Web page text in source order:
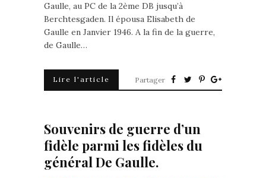
Gaulle, au PC de la 2ème DB jusqu’à
Berchtesgaden. Il épousa Elisabeth de
Gaulle en Janvier 1946. A la fin de la guerre,
de Gaulle…
Lire l'article Partager
Souvenirs de guerre d’un
fidèle parmi les fidèles du
général De Gaulle.